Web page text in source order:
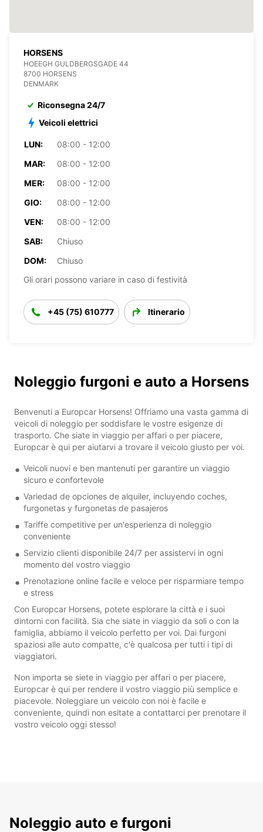
HORSENS
HOEEGH GULDBERGSGADE 44
8700 HORSENS
DENMARK
Riconsegna 24/7
Veicoli elettrici
LUN:
08:00 - 12:00
MAR:
08:00 - 12:00
MER:
08:00 - 12:00
GIO:
08:00 - 12:00
VEN:
08:00 - 12:00
SAB:
Chiuso
DOM:
Chiuso
Gli orari possono variare in caso di festività
+45 (75) 610777 Itinerario
Noleggio furgoni e auto a Horsens
Benvenuti a Europcar Horsens! Offriamo una vasta gamma di
veicoli di noleggio per soddisfare le vostre esigenze di
trasporto. Che siate in viaggio per affari o per piacere,
Europcar è qui per aiutarvi a trovare il veicolo giusto per voi.
Veicoli nuovi e ben mantenuti per garantire un viaggio
sicuro e confortevole
Variedad de opciones de alquiler, incluyendo coches,
furgonetas y furgonetas de pasajeros
Tariffe competitive per un'esperienza di noleggio
conveniente
Servizio clienti disponibile 24/7 per assistervi in ogni
momento del vostro viaggio
Prenotazione online facile e veloce per risparmiare tempo
e stress
Con Europcar Horsens, potete esplorare la città e i suoi
dintorni con facilità. Sia che siate in viaggio da soli o con la
famiglia, abbiamo il veicolo perfetto per voi. Dai furgoni
spaziosi alle auto compatte, c'è qualcosa per tutti i tipi di
viaggiatori.
Non importa se siete in viaggio per affari o per piacere,
Europcar è qui per rendere il vostro viaggio più semplice e
piacevole. Noleggiare un veicolo con noi è facile e
conveniente, quindi non esitate a contattarci per prenotare il
vostro veicolo oggi stesso!
Noleggio auto e furgoni